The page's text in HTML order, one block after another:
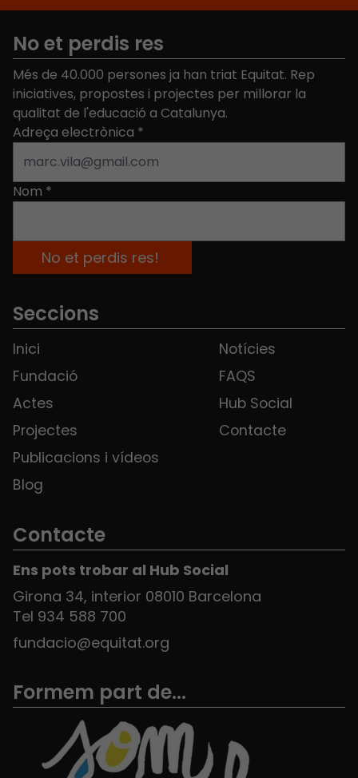
No et perdis res
Més de 40.000 persones ja han triat Equitat. Rep
iniciatives, propostes i projectes per millorar la
qualitat de l'educació a Catalunya.
Adreça electrònica *
Nom *
Seccions
Inici
Fundació
Actes
Projectes
Publicacions i vídeos
Blog
Notícies
FAQS
Hub Social
Contacte
Contacte
Ens pots trobar al Hub Social
Girona 34, interior 08010 Barcelona
Tel 934 588 700
fundacio@equitat.org
Formem part de...